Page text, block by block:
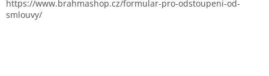
https://www.brahmashop.cz/formular-pro-odstoupeni-od-
smlouvy/